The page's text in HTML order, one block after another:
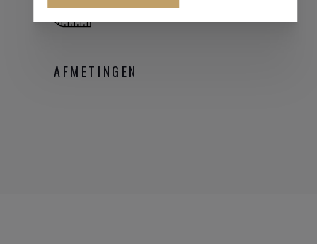
AFMETINGEN